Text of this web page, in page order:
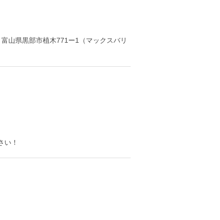
山県黒部市植木771ー1（マックスバリ
い！